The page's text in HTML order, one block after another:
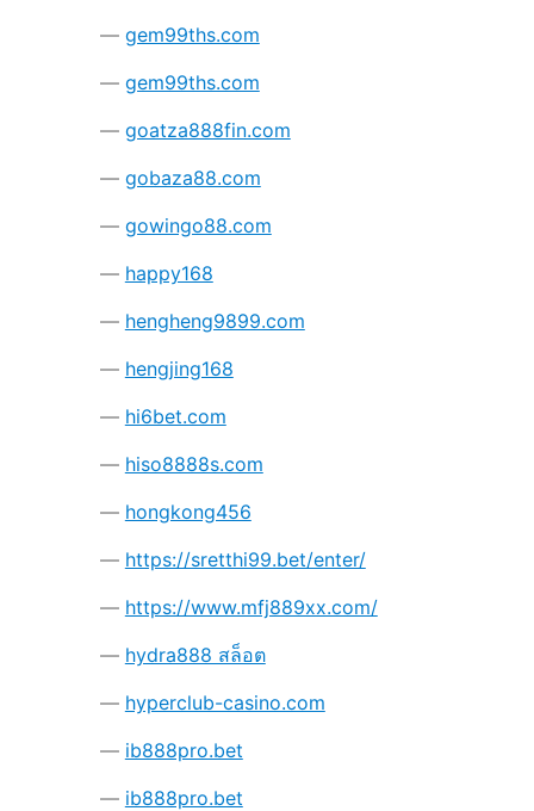
gem99ths.com
gem99ths.com
goatza888fin.com
gobaza88.com
gowingo88.com
happy168
hengheng9899.com
hengjing168
hi6bet.com
hiso8888s.com
hongkong456
https://sretthi99.bet/enter/
https://www.mfj889xx.com/
hydra888 สล็อต
hyperclub-casino.com
ib888pro.bet
ib888pro.bet